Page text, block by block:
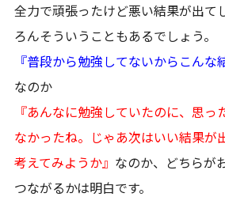
全力で頑張ったけど悪い結果が出て
ろんそういうこともあるでしょう。
『普段から勉強してないからこんな
なのか
『あんなに勉強していたのに、思っ
なかったね。じゃあ次はいい結果が
考えてみようか』 なのか、どちらが
つながるかは明白です。